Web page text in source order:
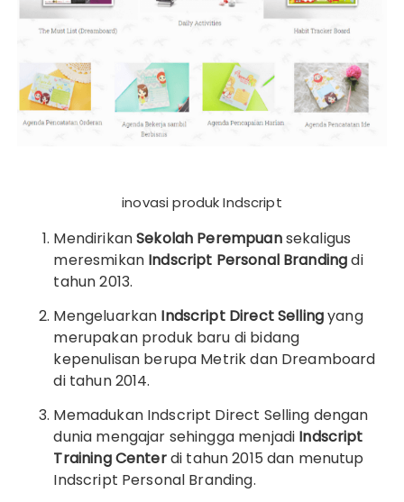
inovasi produk Indscript
MendirikanSekolah Perempuansekaligus
meresmikan Indscript Personal Brandingdi
tahun 2013.
Mengeluarkan Indscript Direct Sellingyang
merupakan produk baru di bidang
kepenulisan berupa Metrik dan Dreamboard
di tahun 2014.
Memadukan Indscript Direct Selling dengan
dunia mengajar sehingga menjadi Indscript
Training Centerdi tahun 2015 dan menutup
Indscript Personal Branding.